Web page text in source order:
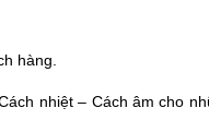
hàng.
nhiệt – Cách âm cho